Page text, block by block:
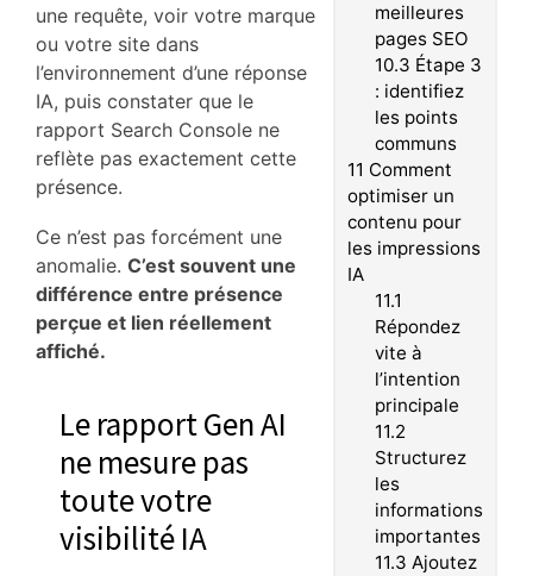
meilleures
pages SEO
10.3 Étape 3
: identifiez
les points
communs
11 Comment
optimiser un
contenu pour
les impressions
IA
11.1
Répondez
vite à
l’intention
principale
11.2
Structurez
les
informations
importantes
11.3 Ajoutez
une requête, voir votre marque
ou votre site dans
l’environnement d’une réponse
IA, puis constater que le
rapport Search Console ne
reflète pas exactement cette
présence.
Ce n’est pas forcément une
anomalie. C’est souvent une
différence entre présence
perçue et lien réellement
affiché.
Le rapport Gen AI
ne mesure pas
toute votre
visibilité IA